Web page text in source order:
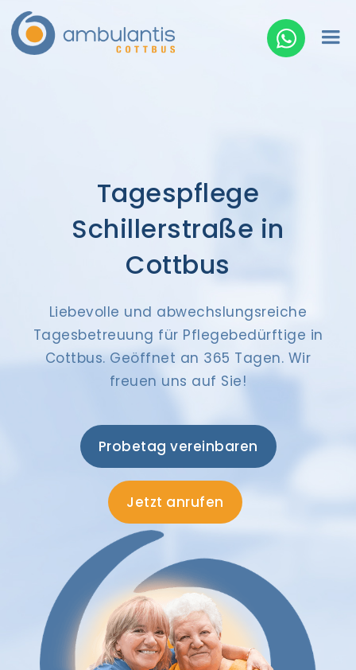
Tagespflege
Schillerstraße in
Cottbus
Liebevolle und abwechslungsreiche
Tagesbetreuung für Pflegebedürftige in
Cottbus. Geöffnet an 365 Tagen. Wir
freuen uns auf Sie!
Probetag vereinbaren
Jetzt anrufen